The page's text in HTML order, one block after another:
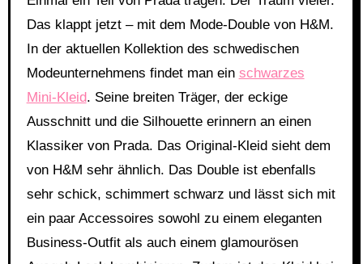
y
e
r
Das klappt jetzt – mit dem Mode-Double von H&M.
In der aktuellen Kollektion des schwedischen
Modeunternehmens findet man ein schwarzes
Mini-Kleid. Seine breiten Träger, der eckige
Ausschnitt und die Silhouette erinnern an einen
Klassiker von Prada. Das Original-Kleid sieht dem
von H&M sehr ähnlich. Das Double ist ebenfalls
sehr schick, schimmert schwarz und lässt sich mit
ein paar Accessoires sowohl zu einem eleganten
Business-Outfit als auch einem glamourösen